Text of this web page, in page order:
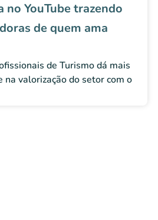
no YouTube trazendo
de quem ama
de Turismo dá mais
valorização do setor com o